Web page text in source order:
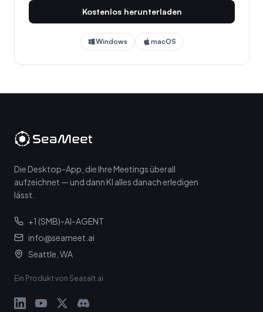
Kostenlos herunterladen
Windows macOS
Die Desktop-App, die Ihre Meetings überall
aufzeichnet — und dann KI alles danach erledigen
lässt.
+1 (SMB)-AI-AGENT
info@seameet.ai
Seattle, WA
Ein Produkt von Seasalt.ai